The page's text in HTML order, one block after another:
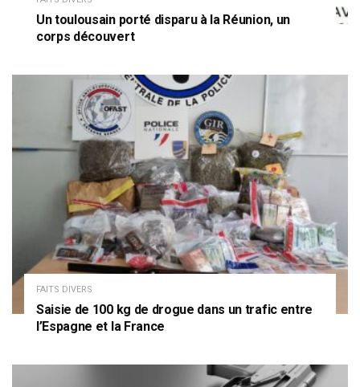
Un toulousain porté disparu à la Réunion, un
corps découvert
FAITS DIVERS
Saisie de 100 kg de drogue dans un trafic entre
l’Espagne et la France